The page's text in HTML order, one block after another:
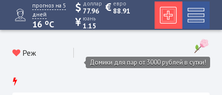
прогноз на 5
дней
16 oC
доллар
77.96
евро
88.91
юань
1.15
Реж
Домики для пар от 3000 рублей в сутки!